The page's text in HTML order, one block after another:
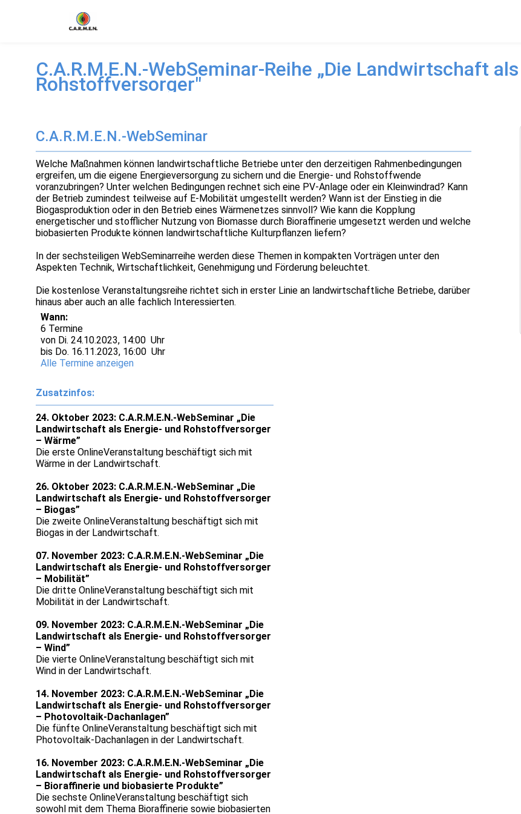
C.A.R.M.E.N.-WebSeminar-Reihe „Die Landwirtschaft
Rohstoffversorger"
C.A.R.M.E.N.-WebSeminar
Welche Maßnahmen können landwirtschaftliche Betriebe unter den derzeitigen Rahmenbedingungen
ergreifen, um die eigene Energieversorgung zu sichern und die Energie- und Rohstoffwende
voranzubringen? Unter welchen Bedingungen rechnet sich eine PV-Anlage oder ein Kleinwindrad? Kann
der Betrieb zumindest teilweise auf E-Mobilität umgestellt werden? Wann ist der Einstieg in die
Biogasproduktion oder in den Betrieb eines Wärmenetzes sinnvoll? Wie kann die Kopplung
energetischer und stofflicher Nutzung von Biomasse durch Bioraffinerie umgesetzt werden und welche
biobasierten Produkte können landwirtschaftliche Kulturpflanzen liefern?
In der sechsteiligen WebSeminarreihe werden diese Themen in kompakten Vorträgen unter den
Aspekten Technik, Wirtschaftlichkeit, Genehmigung und Förderung beleuchtet.
Die kostenlose Veranstaltungsreihe richtet sich in erster Linie an landwirtschaftliche Betriebe, darüber
hinaus aber auch an alle fachlich Interessierten.
Wann:
6 Termine
von Di. 24.10.2023, 14:00 Uhr
bis Do. 16.11.2023, 16:00 Uhr
Alle Termine anzeigen
Zusatzinfos:
24. Oktober 2023: C.A.R.M.E.N.-WebSeminar „Die
Landwirtschaft als Energie- und Rohstoffversorger
– Wärme”
Die erste OnlineVeranstaltung beschäftigt sich mit
Wärme in der Landwirtschaft.
26. Oktober 2023: C.A.R.M.E.N.-WebSeminar „Die
Landwirtschaft als Energie- und Rohstoffversorger
– Biogas”
Die zweite OnlineVeranstaltung beschäftigt sich mit
Biogas in der Landwirtschaft.
07. November 2023: C.A.R.M.E.N.-WebSeminar „Die
Landwirtschaft als Energie- und Rohstoffversorger
– Mobilität”
Die dritte OnlineVeranstaltung beschäftigt sich mit
Mobilität in der Landwirtschaft.
09. November 2023: C.A.R.M.E.N.-WebSeminar „Die
Landwirtschaft als Energie- und Rohstoffversorger
– Wind”
Die vierte OnlineVeranstaltung beschäftigt sich mit
Wind in der Landwirtschaft.
14. November 2023: C.A.R.M.E.N.-WebSeminar „Die
Landwirtschaft als Energie- und Rohstoffversorger
– Photovoltaik-Dachanlagen”
Die fünfte OnlineVeranstaltung beschäftigt sich mit
Photovoltaik-Dachanlagen in der Landwirtschaft.
16. November 2023: C.A.R.M.E.N.-WebSeminar „Die
Landwirtschaft als Energie- und Rohstoffversorger
– Bioraffinerie und biobasierte Produkte”
Die sechste OnlineVeranstaltung beschäftigt sich
sowohl mit dem Thema Bioraffinerie sowie biobasierten